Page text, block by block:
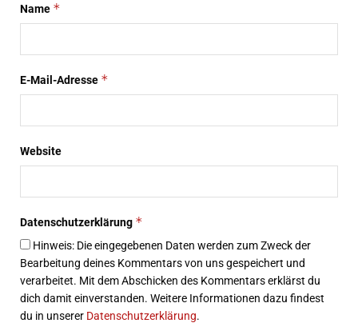
Name *
E-Mail-Adresse *
Website
Datenschutzerklärung *
Hinweis: Die eingegebenen Daten werden zum Zweck der
Bearbeitung deines Kommentars von uns gespeichert und
verarbeitet. Mit dem Abschicken des Kommentars erklärst du
dich damit einverstanden. Weitere Informationen dazu findest
du in unserer Datenschutzerklärung.